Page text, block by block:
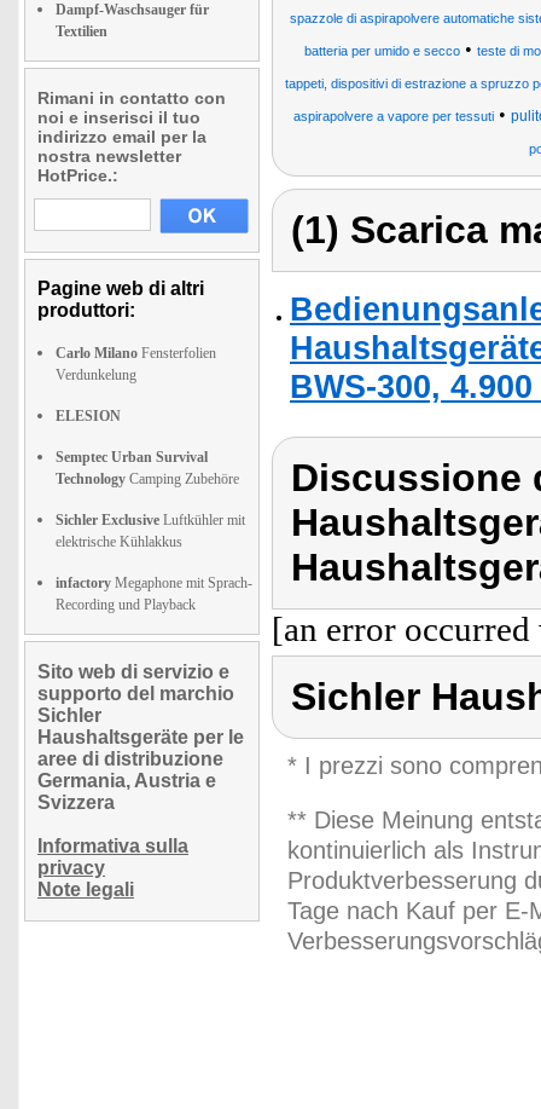
Dampf-Waschsauger für
Textilien
Rimani in contatto con
noi e inserisci il tuo
indirizzo email per la
nostra newsletter
HotPrice.:
Pagine web di altri
produttori:
Carlo Milano Fensterfolien
Verdunkelung
ELESION
Semptec Urban Survival
Technology Camping Zubehöre
Sichler Exclusive Luftkühler mit
elektrische Kühlakkus
infactory Megaphone mit Sprach-
Recording und Playback
Sito web di servizio e
supporto del marchio
Sichler
Haushaltsgeräte per le
aree di distribuzione
Germania, Austria e
Svizzera
Informativa sulla
privacy
Note legali
spazzole di aspirapolvere automatiche
batteria per umido e secco • teste di
tappeti, dispositivi di estrazione a spruzzo
aspirapolvere a vapore per tessuti•
(1) Scarica
BWS-300,
Discussione
[an error
Sichler
* I prezzi sono
** Diese Meinung
kontinuierlich als
Produktverbesserung
Tage nach Kauf per E-